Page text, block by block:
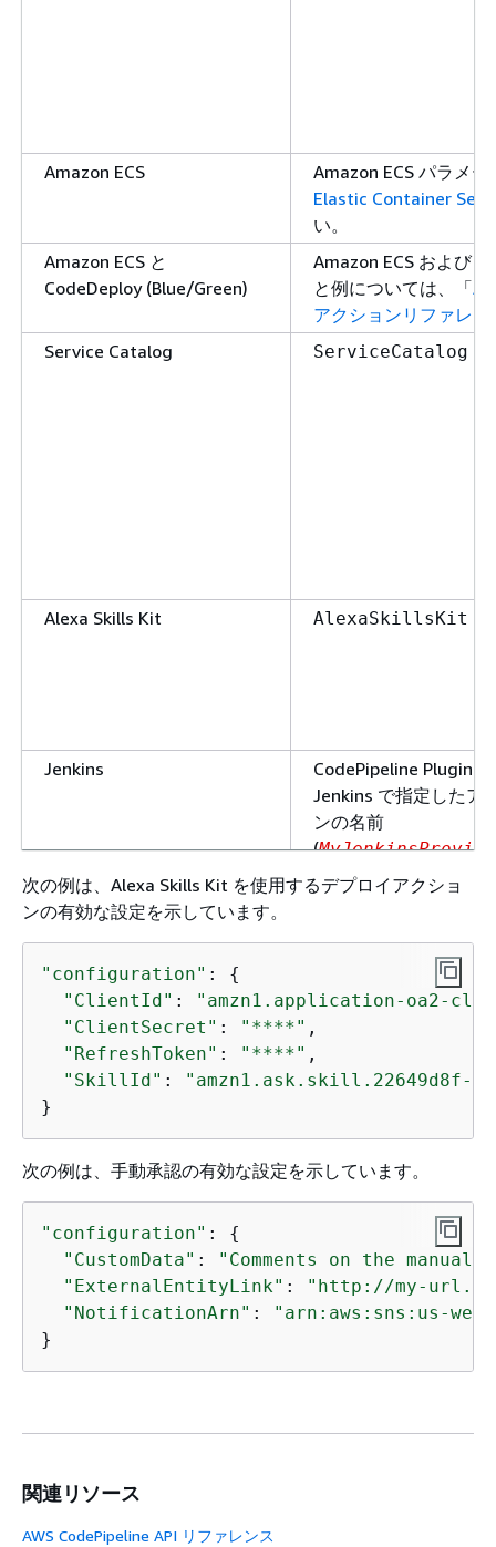
Amazon ECS
Amazon ECS パラメ
Elastic Container
い。
Amazon ECS と
CodeDeploy (Blue/Green)
Amazon ECS および
と例については、「
アクションリファレン
Service Catalog
ServiceCatalog
Alexa Skills Kit AlexaSkillsKit
Jenkins
CodePipeline Plugin
Jenkins で指定したア
ンの名前
(
など)
手動承認
次の例は、Alexa Skills Kit を使用するデプロイアクショ
ンの有効な設定を示しています。
"configuration" : {
"ClientId" :
"amzn1.application-oa2-
"ClientSecret" : "****" ,
"RefreshToken" : "****" ,
"SkillId" :
"amzn1.ask.skill.22649d8f-
}
次の例は、手動承認の有効な設定を示しています。
"configuration" : {
"CustomData" :
"Comments on the manual
"ExternalEntityLink" :
"http://my-
"NotificationArn" :
"arn:aws:sns:us-
}
関連リソース
AWS CodePipeline API リファレンス